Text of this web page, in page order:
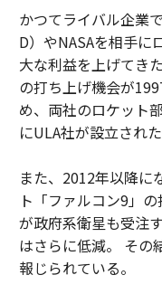
かつてライバル企業
D）やNASAを相手に
大な利益を上げてき
の打ち上げ機会が
め、両社のロケット
にULA社が設立された
また、2012年以降に
ト「ファルコン9」
が政府系衛星も受注
はさらに低減。 その
報じられている。